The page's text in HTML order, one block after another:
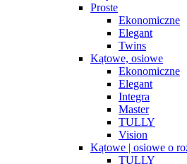
Proste
Ekonomiczne
Elegant
Twins
Kątowe, osiowe
Ekonomiczne
Elegant
Integra
Master
TULLY
Vision
Kątowe | osiowe o
TULLY